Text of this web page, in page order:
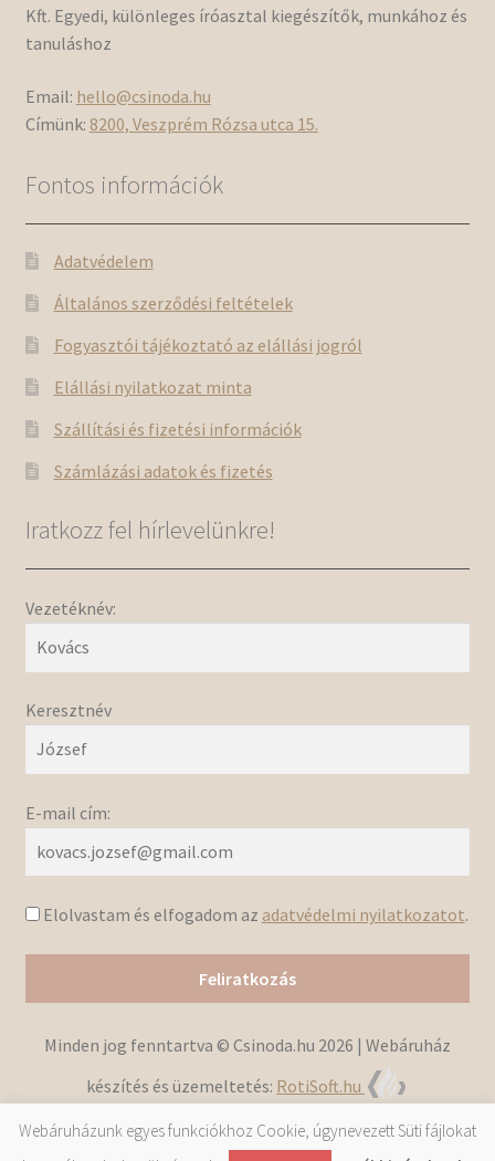
Kft. Egyedi, különleges íróasztal kiegészítők, munkához és
tanuláshoz
Email: hello@csinoda.hu
Címünk: 8200, Veszprém Rózsa utca 15.
Fontos információk
Adatvédelem
Általános szerződési feltételek
Fogyasztói tájékoztató az elállási jogról
Elállási nyilatkozat minta
Szállítási és fizetési információk
Számlázási adatok és fizetés
Iratkozz fel hírlevelünkre!
Vezetéknév:
Keresztnév
E-mail cím:
Elolvastam és elfogadom az adatvédelmi nyilatkozatot.
Minden jog fenntartva © Csinoda.hu 2026 | Webáruház
készítés és üzemeltetés: RotiSoft.hu
Webáruházunk egyes funkciókhoz Cookie, úgynevezett Süti fájlokat